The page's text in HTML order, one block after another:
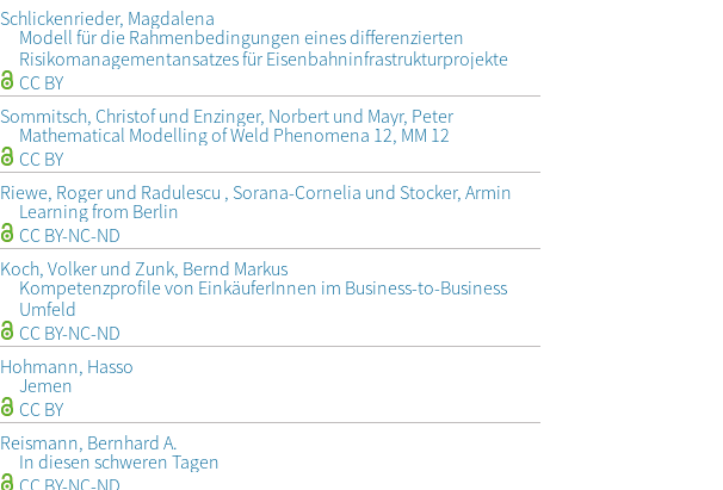
Schlickenrieder, Magdalena
Modell für die Rahmenbedingungen eines differenzierten
Risikomanagementansatzes für Eisenbahninfrastrukturprojekte
CC BY
Sommitsch, Christof und Enzinger, Norbert und Mayr, Peter
Mathematical Modelling of Weld Phenomena 12, MM 12
CC BY
Riewe, Roger und Radulescu , Sorana-Cornelia und Stocker, Armin
Learning from Berlin
CC BY-NC-ND
Koch, Volker und Zunk, Bernd Markus
Kompetenzprofile von EinkäuferInnen im Business-to-Business
Umfeld
CC BY-NC-ND
Hohmann, Hasso
Jemen
CC BY
Reismann, Bernhard A.
In diesen schweren Tagen
CC BY-NC-ND